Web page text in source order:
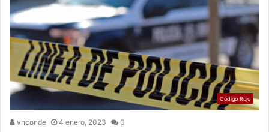
Código Rojo
vhconde 4 enero, 2023 0